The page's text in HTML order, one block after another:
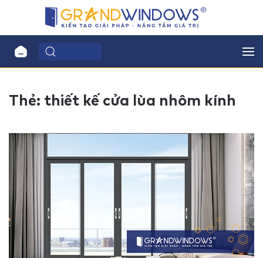
Thẻ: thiết kế cửa lùa nhôm kính